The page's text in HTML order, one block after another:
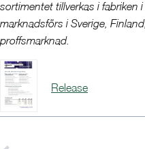
sortimentet tillverkas i fabriken
marknadsförs i Sverige,
proffsmarknad.
Release